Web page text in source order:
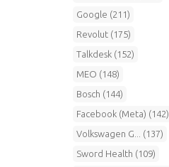
Google (211)
Revolut (175)
Talkdesk (152)
MEO (148)
Bosch (144)
Facebook (Meta) (142)
Volkswagen G... (137)
Sword Health (109)